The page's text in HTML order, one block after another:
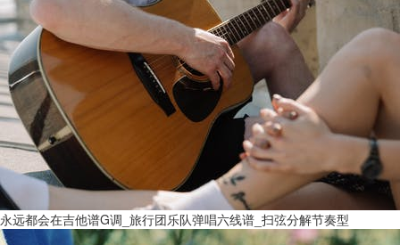
永远都会在吉他谱G调_旅行团乐队弹唱六线谱_扫弦分解节奏型